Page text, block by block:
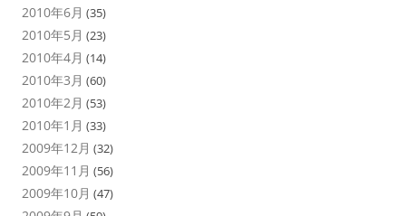
2010年6月 (35)
2010年5月 (23)
2010年4月 (14)
2010年3月 (60)
2010年2月 (53)
2010年1月 (33)
2009年12月 (32)
2009年11月 (56)
2009年10月 (47)